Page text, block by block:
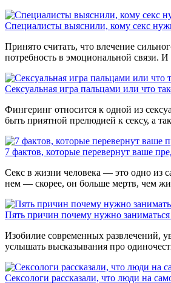
Специалисты выяснили, кому секс
Принято считать, что влечение
потребность в эмоциональной связи. И
Сексуальная игра пальцами или что
Фингеринг относится к одной из
быть приятной прелюдией к сексу, а
7 фактов, которые перевернут ваше
Секс в жизни человека — это одно из
нем — скорее, он больше мертв, чем
Пять причин почему нужно
Изобилие современных развлечений,
услышать высказывания про
Сексологи рассказали, что люди на